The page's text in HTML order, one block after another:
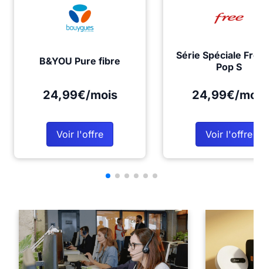
B&YOU Pure fibre
24,99€/mois
Voir l'offre
Série Spéciale
Pop S
24,99€/
Voir l'offre